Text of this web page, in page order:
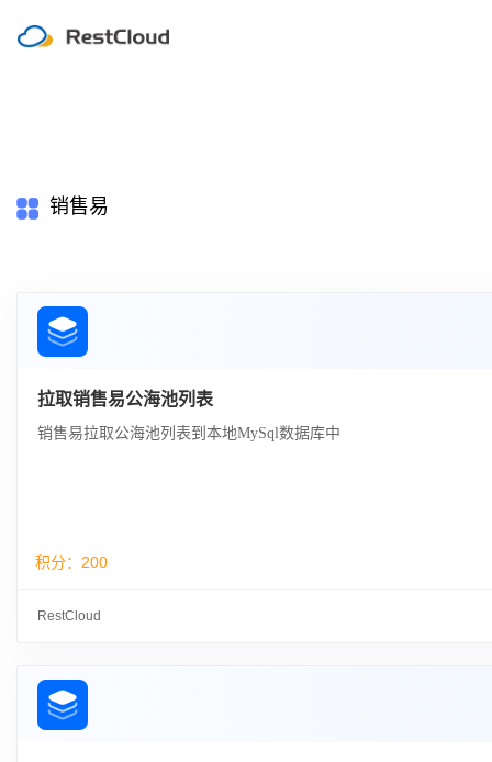
销售易
拉取销售易公海池列表
销售易拉取公海池列表到本地MySql数据库中
积分： 200
RestCloud